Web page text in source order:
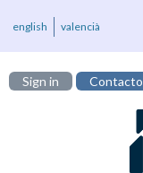
english valencià
Sign in Contacto